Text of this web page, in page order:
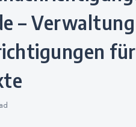
– Verwaltung
für